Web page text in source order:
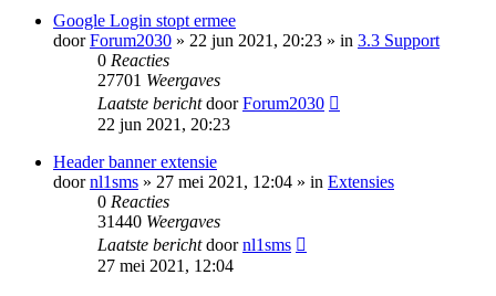
Google Login stopt ermee
doorForum2030 » 22 jun 2021, 20:23 » in 3.3 Support
0 Reacties
27701 Weergaves
Laatste berichtdoorForum2030
22 jun 2021, 20:23
Header banner extensie
doornl1sms » 27 mei 2021, 12:04 » in Extensies
0 Reacties
31440 Weergaves
Laatste berichtdoornl1sms
27 mei 2021, 12:04